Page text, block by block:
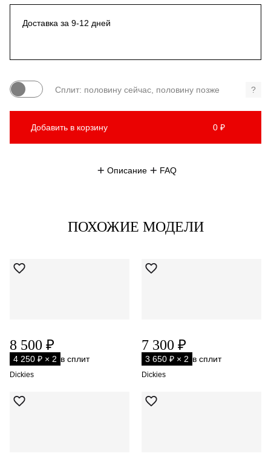
Доставка за 9-12 дней
Сплит: половину сейчас, половину позже ?
Добавить в корзину 0 ₽
Описание FAQ
ПОХОЖИЕ МОДЕЛИ
8 500 ₽
4 250 ₽ × 2 в сплит
Dickies
7 300 ₽
3 650 ₽ × 2 в сплит
Dickies